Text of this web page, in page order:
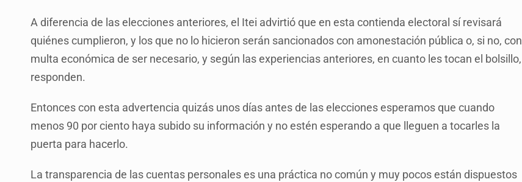
A diferencia de las elecciones anteriores, el Itei advirtió que en esta contienda electoral sí revisará
quiénes cumplieron, y los que no lo hicieron serán sancionados con amonestación pública o, si no, con
multa económica de ser necesario, y según las experiencias anteriores, en cuanto les tocan el bolsillo,
responden.
Entonces con esta advertencia quizás unos días antes de las elecciones esperamos que cuando
menos 90 por ciento haya subido su información y no estén esperando a que lleguen a tocarles la
puerta para hacerlo.
La transparencia de las cuentas personales es una práctica no común y muy pocos están dispuestos